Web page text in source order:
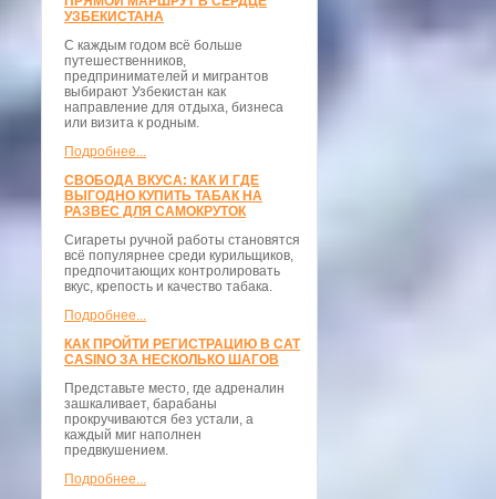
УЗБЕКИСТАНА
С каждым годом всё больше
путешественников,
предпринимателей и мигрантов
выбирают Узбекистан как
направление для отдыха, бизнеса
или визита к родным.
Подробнее...
СВОБОДА ВКУСА: КАК И ГДЕ
ВЫГОДНО КУПИТЬ ТАБАК НА
РАЗВЕС ДЛЯ САМОКРУТОК
Сигареты ручной работы становятся
всё популярнее среди курильщиков,
предпочитающих контролировать
вкус, крепость и качество табака.
Подробнее...
КАК ПРОЙТИ РЕГИСТРАЦИЮ В CAT
CASINO ЗА НЕСКОЛЬКО ШАГОВ
Представьте место, где адреналин
зашкаливает, барабаны
прокручиваются без устали, а
каждый миг наполнен
предвкушением.
Подробнее...